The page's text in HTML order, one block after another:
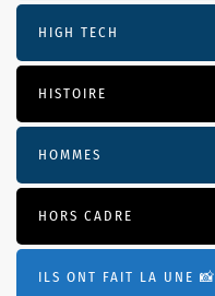
HIGH TECH
HISTOIRE
HOMMES
HORS CADRE
ILS ONT FAIT LA UNE 📸